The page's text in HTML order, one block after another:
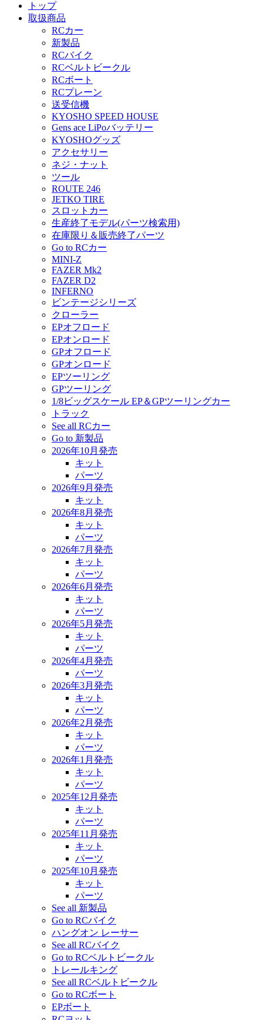
トップ
取扱商品
RCカー
新製品
RCバイク
RCベルトビークル
RCボート
RCプレーン
送受信機
KYOSHO SPEED HOUSE
Gens ace LiPoバッテリー
KYOSHOグッズ
アクセサリー
ネジ・ナット
ツール
ROUTE 246
JETKO TIRE
スロットカー
生産終了モデル(パーツ検索用)
在庫限り＆販売終了パーツ
Go to RCカー
MINI-Z
FAZER Mk2
FAZER D2
INFERNO
ビンテージシリーズ
クローラー
EPオフロード
EPオンロード
GPオフロード
GPオンロード
EPツーリング
GPツーリング
1/8ビッグスケール EP＆GPツーリングカー
トラック
See all RCカー
Go to 新製品
2026年10月発売
キット
パーツ
2026年9月発売
キット
2026年8月発売
キット
パーツ
2026年7月発売
キット
パーツ
2026年6月発売
キット
パーツ
2026年5月発売
キット
パーツ
2026年4月発売
パーツ
2026年3月発売
キット
パーツ
2026年2月発売
キット
パーツ
2026年1月発売
キット
パーツ
2025年12月発売
キット
パーツ
2025年11月発売
キット
パーツ
2025年10月発売
キット
パーツ
See all 新製品
Go to RCバイク
ハングオン レーサー
See all RCバイク
Go to RCベルトビークル
トレールキング
See all RCベルトビークル
Go to RCボート
EPボート